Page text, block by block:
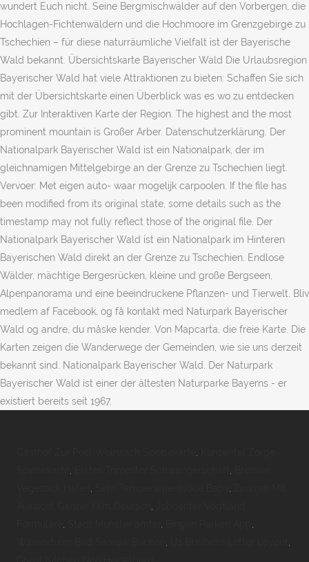
wundert Euch nicht. Seine Bergmischwälder auf den Vorbergen, die
Hochlagen-Fichtenwäldern und die Hochmoore im Grenzgebirge zu
Tschechien – für diese naturräumliche Vielfalt ist der Bayerische
Wald bekannt. Übersichtskarte Bayerischer Wald Die Urlaubsregion
Bayerischer Wald hat viele Attraktionen zu bieten: Schaffen Sie sich
mit der Übersichtskarte einen Überblick was es wo zu entdecken
gibt. Zur Interaktiven Karte der Region. The highest and the most
prominent mountain is Großer Arber. Datenschutzerklärung. Der
Nationalpark Bayerischer Wald ist ein Nationalpark, der im
gleichnamigen Mittelgebirge an der Grenze zu Tschechien liegt.
Vervoer: Met eigen auto- waar mogelijk carpoolen. If the file has
been modified from its original state, some details such as the
timestamp may not fully reflect those of the original file. Der
Nationalpark Bayerischer Wald ist ein Nationalpark im Hinteren
Bayerischen Wald direkt an der Grenze zu Tschechien. Endlose
Wälder, mächtige Bergesrücken, kleine und große Bergseen,
Alpenpanorama und eine beeindruckene Pflanzen- und Tierwelt. Bliv
medlem af Facebook, og få kontakt med Naturpark Bayerischer
Wald og andre, du måske kender. Von Mapcarta, die freie Karte. Die
Karten zeigen die Wanderwege der Gemeinden, wie sie uns derzeit
bekannt sind. Nationalpark Bayerischer Wald. Der Naturpark
Bayerischer Wald ist einer der ältesten Naturparke Bayerns - er
existiert bereits seit 1967.